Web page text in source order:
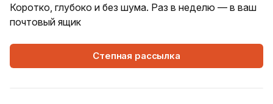
Коротко, глубоко и без шума. Раз в неделю — в ваш
почтовый ящик
Степная рассылка